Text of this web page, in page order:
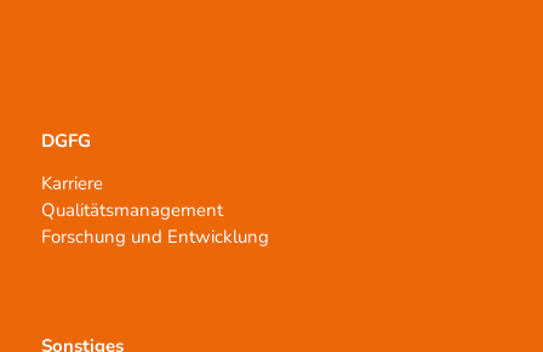
DGFG
Karriere
Qualitätsmanagement
Forschung und Entwicklung
Sonstiges